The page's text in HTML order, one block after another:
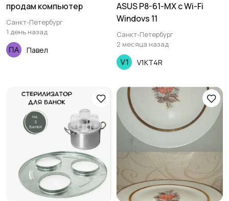
продам компьютер
Санкт-Петербург
1 день назад
Павел
ASUS P8-61-MX с Wi-Fi
Windovs 11
Санкт-Петербург
2 месяца назад
V1KT4R